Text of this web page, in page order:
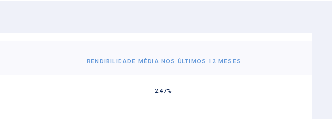
RENDIBILIDADE MÉDIA NOS ÚLTIMOS 12 MESES
2.47%